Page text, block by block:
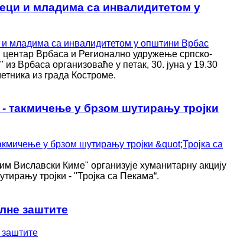
и младима са инвалидитетом у
Врбаса и Регионално удружење српско-
из Врбаса организоваће у петак, 30. јуна у 19.30
из града Костроме.
- такмичење у брзом шутирању тројки
Виславски Киме" организује хуманитарну акцију
тројки - "Тројка са Пекама“.
заштите